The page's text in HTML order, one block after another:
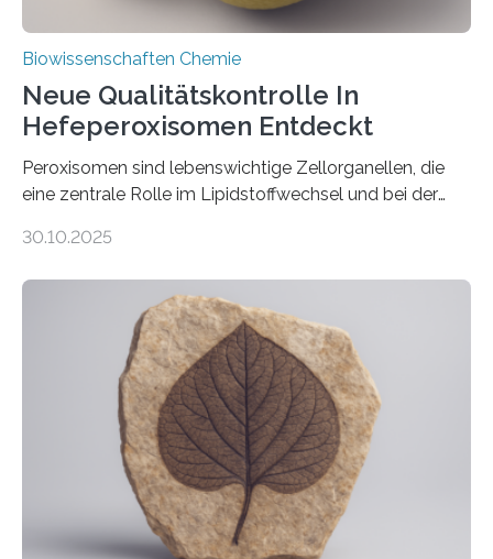
Biowissenschaften Chemie
Neue Qualitätskontrolle In
Hefeperoxisomen Entdeckt
Peroxisomen sind lebenswichtige Zellorganellen, die
eine zentrale Rolle im Lipidstoffwechsel und bei der
erfüllen können, müssen zahlreiche Enzyme präzise in
der Ruhr-Universität Bochum um Prof. Dr. Ralf Erdmann
und Dr. Ismaila Francis Yusuf hat nun einen bislang
unbekannten Qualitätskontrollmechanismus des
peroxisomalen Proteintransports in der Bäckerhefe
Saccharomyces cerevisiae entdeckt, der für die
Funktionsfähigkeit der Organellen entscheidend ist. Die
Studie wurde am 28. Oktober 2025 in der
Fachzeitschrift…
30.10.2025